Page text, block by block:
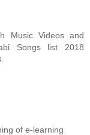
Music Videos and
Songs list 2018
of e-learning